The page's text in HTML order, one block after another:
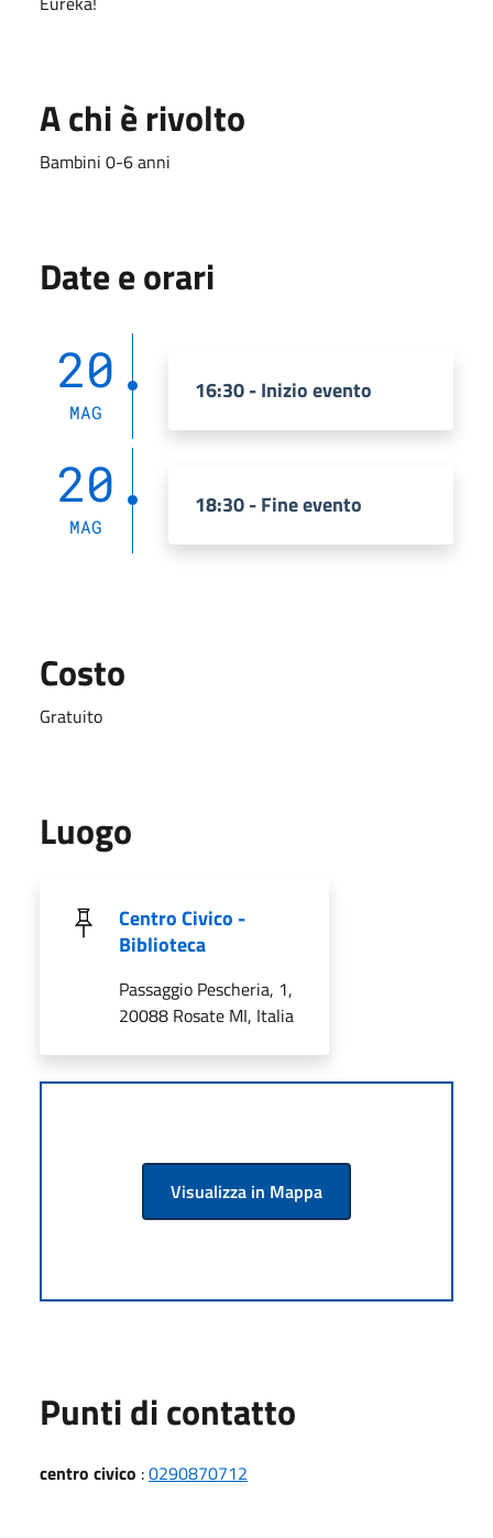
A chi è rivolto
Bambini 0-6 anni
Date e orari
20
MAG
16:30 - Inizio evento
20
MAG
18:30 - Fine evento
Costo
Gratuito
Luogo
Centro Civico -
Biblioteca
Passaggio Pescheria, 1,
20088 Rosate MI, Italia
Visualizza in Mappa
Punti di contatto
centro civico :0290870712